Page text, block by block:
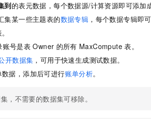
到的表元数据，每个数据源/计算资源即可添加
集某一些主题表的数据专辑 ，每个数据专辑即
账号是表 Owner 的所有 MaxCompute 表。
开数据集 ，可用于快速生成测试数据。
据，添加后可进行账单分析。
，不需要的数据集可移除。